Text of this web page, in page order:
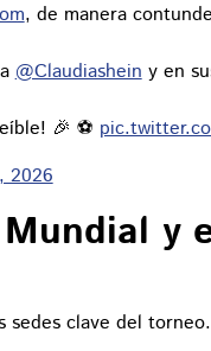
, de manera
@Claudiasheiny en
🎉 ⚽️
2026
y
sedes clave del